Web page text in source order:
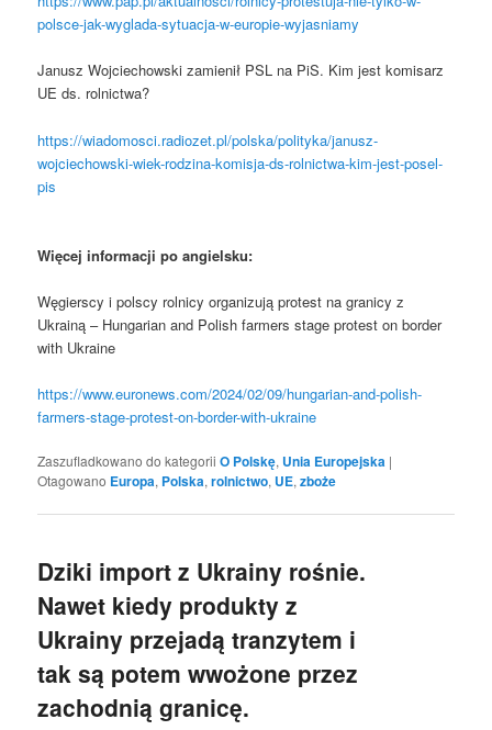
polsce-jak-wyglada-sytuacja-w-europie-wyjasniamy
Janusz Wojciechowski zamienił PSL na PiS. Kim jest komisarz
UE ds. rolnictwa?
https://wiadomosci.radiozet.pl/polska/polityka/janusz-
wojciechowski-wiek-rodzina-komisja-ds-rolnictwa-kim-jest-posel-
pis
Więcej informacji po angielsku:
Węgierscy i polscy rolnicy organizują protest na granicy z
Ukrainą – Hungarian and Polish farmers stage protest on border
with Ukraine
https://www.euronews.com/2024/02/09/hungarian-and-polish-
farmers-stage-protest-on-border-with-ukraine
Zaszufladkowano do kategorii O Polskę, Unia Europejska |
Otagowano Europa, Polska,rolnictwo, UE,zboże
Dziki import z Ukrainy rośnie.
Nawet kiedy produkty z
Ukrainy przejadą tranzytem i
tak są potem wwożone przez
zachodnią granicę.